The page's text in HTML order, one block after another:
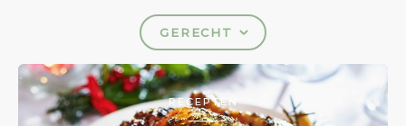
GERECHT
RECEPTEN